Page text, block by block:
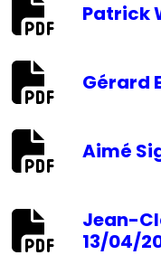
Patrick
Gérard
Aimé
Jean-
13/04/